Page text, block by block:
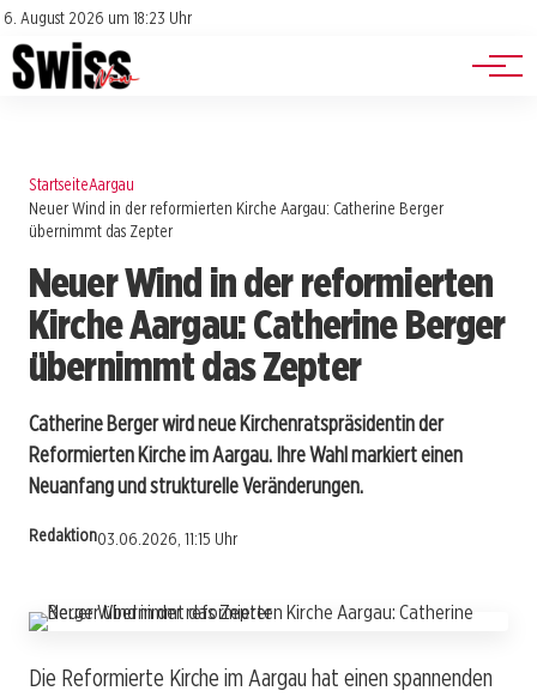
6. August 2026 um 18:23 Uhr
Impressum
Datenschutz
Jobs
Events
StartseiteAargau
Neuer Wind in der reformierten Kirche Aargau: Catherine Berger
übernimmt das Zepter
Neuer Wind in der reformierten
Kirche Aargau: Catherine Berger
übernimmt das Zepter
Catherine Berger wird neue Kirchenratspräsidentin der
Reformierten Kirche im Aargau. Ihre Wahl markiert einen
Neuanfang und strukturelle Veränderungen.
Redaktion03.06.2026, 11:15 Uhr
Die Reformierte Kirche im Aargau hat einen spannenden